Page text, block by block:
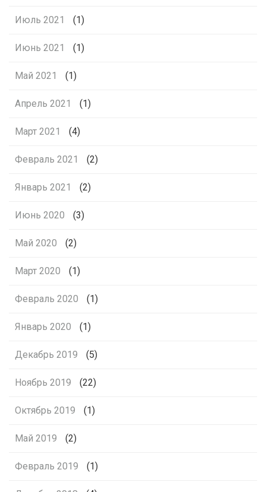
Июль 2021 (1)
Июнь 2021 (1)
Май 2021 (1)
Апрель 2021 (1)
Март 2021 (4)
Февраль 2021 (2)
Январь 2021 (2)
Июнь 2020 (3)
Май 2020 (2)
Март 2020 (1)
Февраль 2020 (1)
Январь 2020 (1)
Декабрь 2019 (5)
Ноябрь 2019 (22)
Октябрь 2019 (1)
Май 2019 (2)
Февраль 2019 (1)